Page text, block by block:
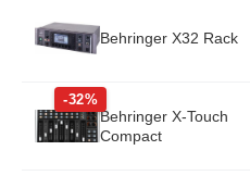
Behringer X32 Rack
-32%
Behringer X-Touch
Compact